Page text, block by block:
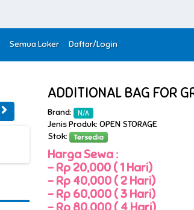
Semua Loker Daftar/Login
ADDITIONAL BAG FOR
Brand: N/A
Jenis Produk: OPEN STORAGE
Stok:
Tersedia
Harga Sewa :
- Rp 20,000 ( 1 Hari)
- Rp 40,000 ( 2 Hari)
- Rp 60,000 ( 3 Hari)